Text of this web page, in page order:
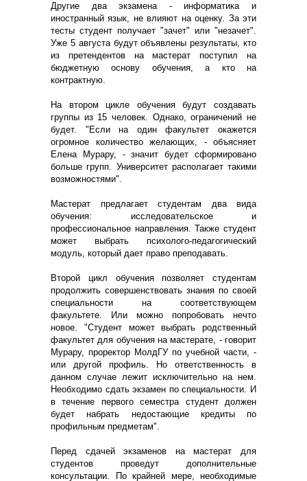
Другие два экзамена - информатика и
иностранный язык, не влияют на оценку. За эти
тесты студент получает "зачет" или "незачет".
Уже 5 августа будут объявлены результаты, кто
из претендентов на мастерат поступил на
бюджетную основу обучения, а кто на
контрактную.
На втором цикле обучения будут создавать
группы из 15 человек. Однако, ограничений не
будет. "Если на один факультет окажется
огромное количество желающих, - объясняет
Елена Мурару, - значит будет сформировано
больше групп. Университет располагает такими
возможностями".
Мастерат предлагает студентам два вида
обучения: исследовательское и
профессиональное направления. Также студент
может выбрать психолого-педагогический
модуль, который дает право преподавать.
Второй цикл обучения позволяет студентам
продолжить cовершенствовать знания по своей
специальности на соответствующем
факультете. Или можно попробовать нечто
новое. "Студент может выбрать родственный
факультет для обучения на мастерате, - говорит
Мурару, проректор МолдГУ по учебной части, -
или другой профиль. Но ответственность в
данном случае лежит исключительно на нем.
Необходимо сдать экзамен по специальности. И
в течение первого семестра студент должен
будет набрать недостающие кредиты по
профильным предметам".
Перед сдачей экзаменов на мастерат для
студентов проведут дополнительные
консультации. По крайней мере, необходимые